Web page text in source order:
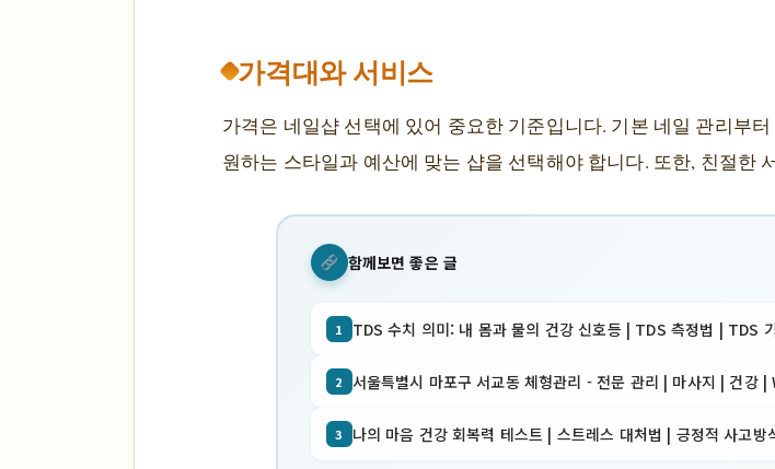
가격대와 서비스
가격은 네일샵 선택에 있어 중요한 기준입니다. 기본 네일 관리부
원하는 스타일과 예산에 맞는 샵을 선택해야 합니다. 또한, 친절한
함께보면 좋은 글
1 TDS 수치 의미: 내 몸과 물의 건강 신호등 | TDS 측정법 | TDS
2 서울특별시 마포구 서교동 체형관리 - 전문 관리 | 마사지 | 건강
3 나의 마음 건강 회복력 테스트 | 스트레스 대처법 | 긍정적 사고방